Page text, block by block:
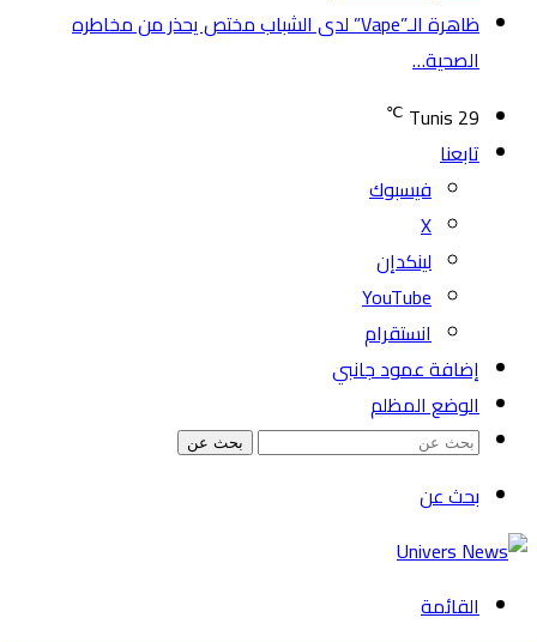
ظاهرة الـ”Vape” لدى الشباب مختص يحذر من مخاطره
الصحية…
Tunis 29
℃
تابعنا
فيسبوك
‫X
لينكدإن
‫YouTube
انستقرام
إضافة عمود جانبي
الوضع المظلم
بحث عن
بحث عن
القائمة